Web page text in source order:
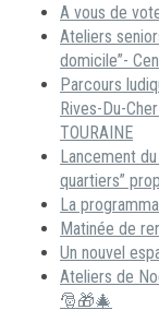
A vous de
Ateliers
domicile”-
Parcours
Rives-Du-
TOURAINE
Lancement
quartiers”
La
Matinée de
Un nouvel
Ateliers de
🎅🎁🎄